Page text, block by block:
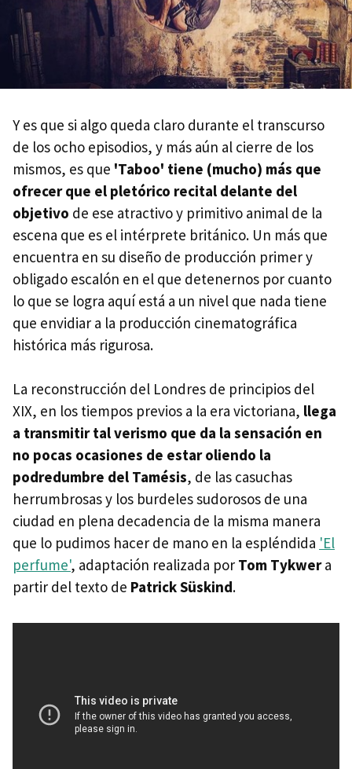
Y es que si algo queda claro durante el transcurso
de los ocho episodios, y más aún al cierre de los
mismos, es que 'Taboo' tiene (mucho) más que
ofrecer que el pletórico recital delante del
objetivo de ese atractivo y primitivo animal de la
escena que es el intérprete británico. Un más que
encuentra en su diseño de producción primer y
obligado escalón en el que detenernos por cuanto
lo que se logra aquí está a un nivel que nada tiene
que envidiar a la producción cinematográfica
histórica más rigurosa.
La reconstrucción del Londres de principios del
XIX, en los tiempos previos a la era victoriana, llega
a transmitir tal verismo que da la sensación en
no pocas ocasiones de estar oliendo la
podredumbre del Tamésis, de las casuchas
herrumbrosas y los burdeles sudorosos de una
ciudad en plena decadencia de la misma manera
que lo pudimos hacer de mano en la espléndida 'El
perfume', adaptación realizada por Tom Tykwera
partir del texto de Patrick Süskind.